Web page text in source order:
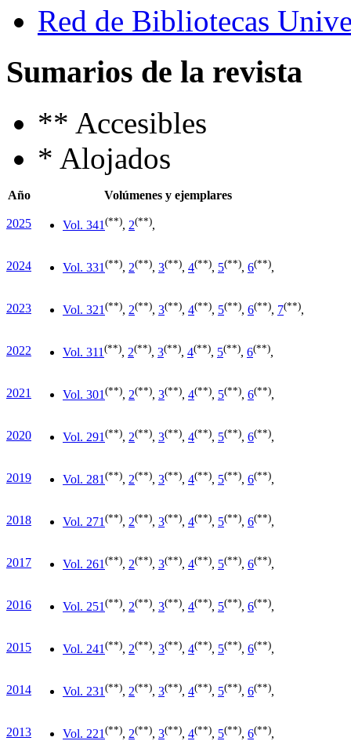
Red de Bibliotecas
Sumarios de la revista
** Accesibles
* Alojados
Año Volúmenes y ejemplares
2025 Vol. 341 (**), 2(**),
2024 Vol. 331 (**), 2(**), 3(**), 4(**), 5(**), 6(**),
2023 Vol. 321 (**), 2(**), 3(**), 4(**), 5(**), 6(**), 7(**),
2022 Vol. 311 (**), 2(**), 3(**), 4(**), 5(**), 6(**),
2021 Vol. 301 (**), 2(**), 3(**), 4(**), 5(**), 6(**),
2020 Vol. 291 (**), 2(**), 3(**), 4(**), 5(**), 6(**),
2019 Vol. 281 (**), 2(**), 3(**), 4(**), 5(**), 6(**),
2018 Vol. 271 (**), 2(**), 3(**), 4(**), 5(**), 6(**),
2017 Vol. 261 (**), 2(**), 3(**), 4(**), 5(**), 6(**),
2016 Vol. 251 (**), 2(**), 3(**), 4(**), 5(**), 6(**),
2015 Vol. 241 (**), 2(**), 3(**), 4(**), 5(**), 6(**),
2014 Vol. 231 (**), 2(**), 3(**), 4(**), 5(**), 6(**),
2013 Vol. 221 (**), 2(**), 3(**), 4(**), 5(**), 6(**),